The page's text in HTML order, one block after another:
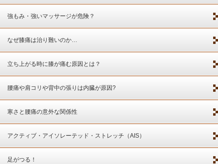
強もみ・強いマッサージが危険？
なぜ膝痛は治り難いのか…
立ち上がる時に膝が痛む原因とは？
腰痛や肩コリや背中の張りは内臓が原因?
寒さと腰痛の意外な関係性
アクティブ・アイソレーテッド・ストレッチ（AIS）
足がつる！